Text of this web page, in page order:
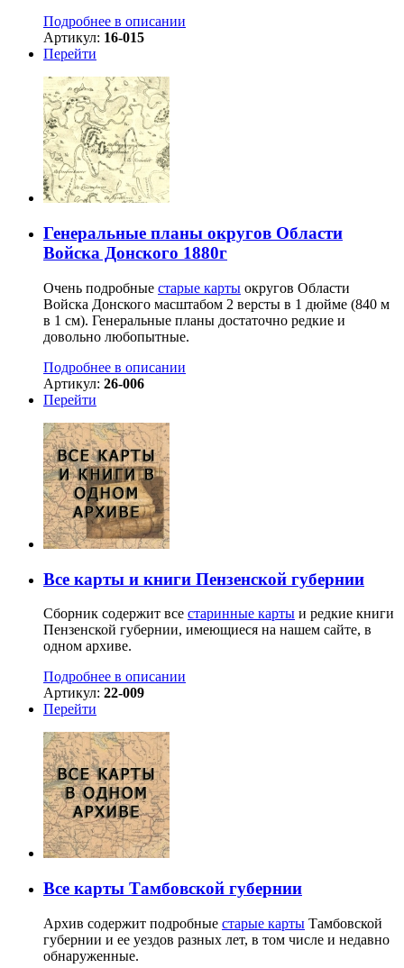
Подробнее в описании
Артикул: 16-015
Перейти
Генеральные планы округов Области
Войска Донского 1880г
Очень подробные старые карты округов Области
Войска Донского масштабом 2 версты в 1 дюйме (840 м
в 1 см). Генеральные планы достаточно редкие и
довольно любопытные.
Подробнее в описании
Артикул: 26-006
Перейти
Все карты и книги Пензенской губернии
Сборник содержит все старинные карты и редкие книги
Пензенской губернии, имеющиеся на нашем сайте, в
одном архиве.
Подробнее в описании
Артикул: 22-009
Перейти
Все карты Тамбовской губернии
Архив содержит подробные старые карты Тамбовской
губернии и ее уездов разных лет, в том числе и недавно
обнаруженные.